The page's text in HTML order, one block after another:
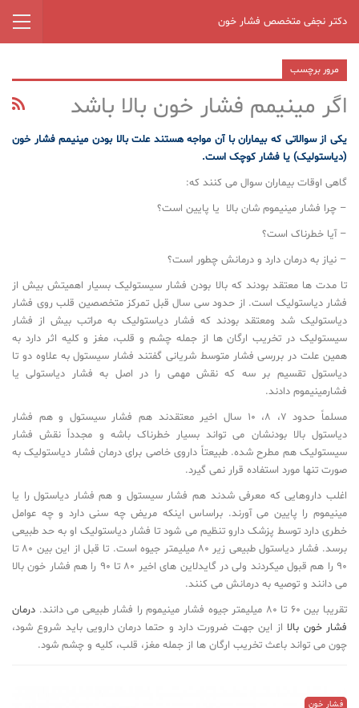
دکتر نجفی متخصص فشار خون
مرور برچسب
اگر مینیمم فشار خون بالا باشد
یکی از سوالاتی که بیماران با آن مواجه هستند علت بالا بودن مینیمم فشار خون
(دیاستولیک) یا فشار کوچک است.
گاهی اوقات بیماران سوال می کنند که:
– چرا فشار مینیموم شان بالا یا پایین است؟
– آیا خطرناک است؟
– نیاز به درمان دارد و درمانش چطور است؟
تا مدت ها معتقد بودند که بالا بودن فشار سیستولیک بسیار اهمیتش بیش از
فشار دیاستولیک است. از حدود سی سال قبل تمرکز متخصصین قلب روی فشار
دیاستولیک شد ومعتقد بودند که فشار دیاستولیک به مراتب بیش از فشار
سیستولیک در تخریب ارگان ها از جمله چشم و قلب، مغز و کلیه اثر دارد به
همین علت در بررسی فشار متوسط شریانی گفتند فشار سیستول به علاوه دو تا
دیاستول تقسیم بر سه که نقش مهمی را در اصل به فشار دیاستولی یا
فشارمینیموم دادند.
مسلماً حدود 7، 8، 10 سال اخیر معتقدند هم فشار سیستول و هم فشار
دیاستول بالا بودنشان می تواند بسیار خطرناک باشه و مجدداً نقش فشار
سیستولیک هم مطرح شده. طبیعتاً داروی خاصی برای درمان فشار دیاستولیک به
صورت تنها مورد استفاده قرار نمی گیرد.
اغلب داروهایی که معرفی شدند هم فشار سیستول و هم فشار دیاستول را یا
مینیموم را پایین می آورند. براساس اینکه مریض چه سنی دارد و چه عوامل
خطری دارد توسط پزشک دارو تنظیم می شود تا فشار دیاستولیک او به حد طبیعی
برسد. فشار دیاستول طبیعی زیر 80 میلیمتر جیوه است. تا قبل از این بین 80 تا
90 را هم قبول میکردند ولی در گایدلاین های اخیر 80 تا 90 را هم فشار خون بالا
می دانند و توصیه به درمانش می کنند.
تقریبا بین 60 تا 80 میلیمتر جیوه فشار مینیموم را فشار طبیعی می دانند.
درمان
فشار خون بالا از این جهت ضرورت دارد و حتما درمان دارویی باید شروع شود،
چون می تواند باعث تخریب ارگان ها از جمله مغز، قلب، کلیه و چشم شود.
فشار خون